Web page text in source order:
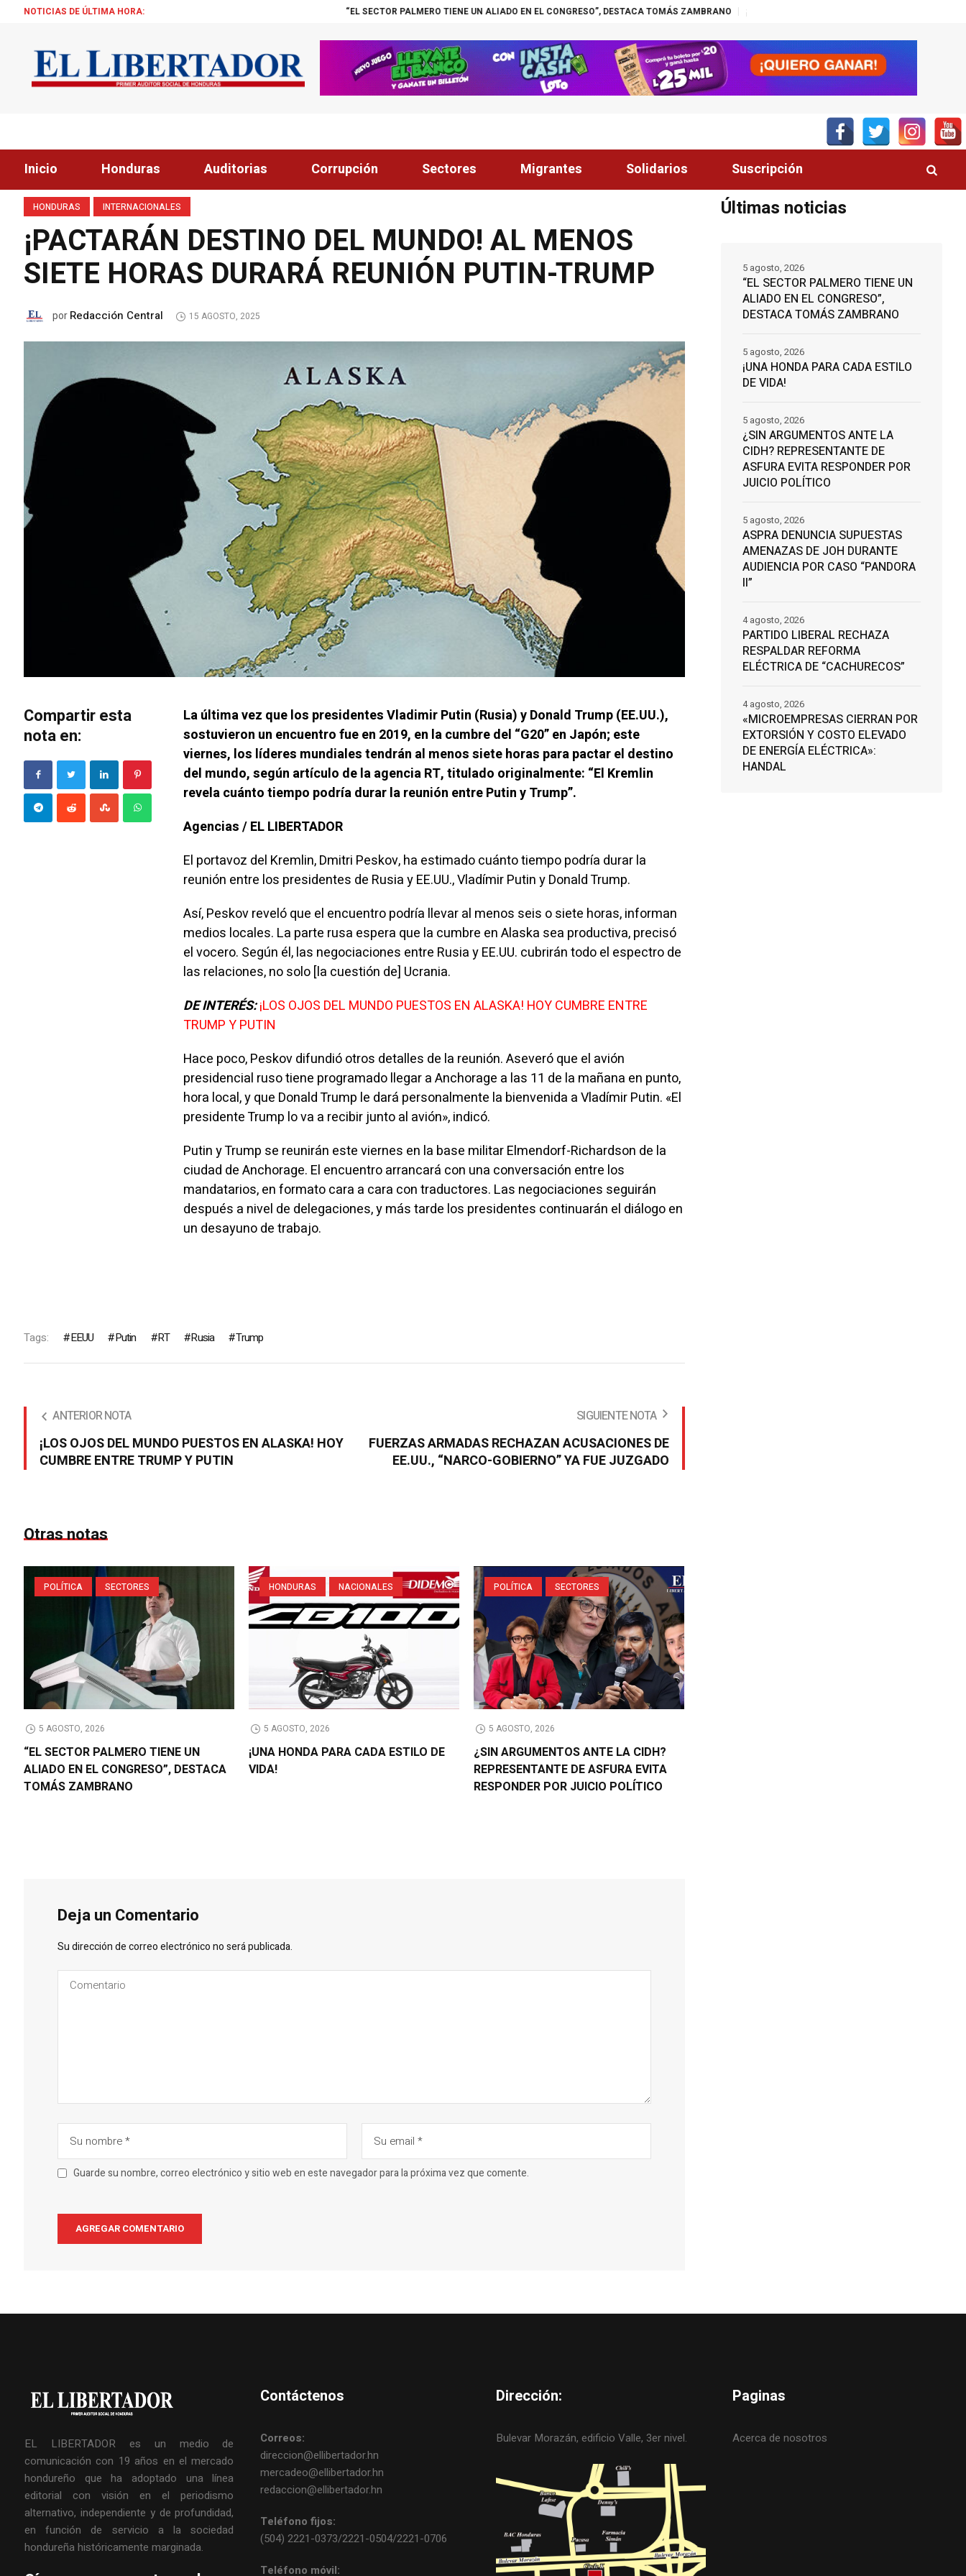
NOTICIAS DE ÚLTIMA HORA: “EL SECTOR PALMERO TIENE UN ALIADO EN EL CONGRESO”, DESTACA TOMÁS ZAMBRANO ¡UNA HONDA PARA CADA ESTILO DE VIDA!
Inicio Honduras Auditorias Corrupción Sectores Migrantes Solidarios Suscripción
HONDURAS INTERNACIONALES
¡PACTARÁN DESTINO DEL MUNDO! AL MENOS
SIETE HORAS DURARÁ REUNIÓN PUTIN-TRUMP
porRedacción Central 15 AGOSTO, 2025
Compartir esta
nota en:
La última vez que los presidentes Vladimir Putin (Rusia) y Donald Trump (EE.UU.),
sostuvieron un encuentro fue en 2019, en la cumbre del “G20” en Japón; este
viernes, los líderes mundiales tendrán al menos siete horas para pactar el destino
del mundo, según artículo de la agencia RT, titulado originalmente: “El Kremlin
revela cuánto tiempo podría durar la reunión entre Putin y Trump”.
Agencias / EL LIBERTADOR
El portavoz del Kremlin, Dmitri Peskov, ha estimado cuánto tiempo podría durar la
reunión entre los presidentes de Rusia y EE.UU., Vladímir Putin y Donald Trump.
Así, Peskov reveló que el encuentro podría llevar al menos seis o siete horas, informan
medios locales. La parte rusa espera que la cumbre en Alaska sea productiva, precisó
el vocero. Según él, las negociaciones entre Rusia y EE.UU. cubrirán todo el espectro de
las relaciones, no solo [la cuestión de] Ucrania.
DE INTERÉS:¡LOS OJOS DEL MUNDO PUESTOS EN ALASKA! HOY CUMBRE ENTRE
TRUMP Y PUTIN
Hace poco, Peskov difundió otros detalles de la reunión. Aseveró que el avión
presidencial ruso tiene programado llegar a Anchorage a las 11 de la mañana en punto,
hora local, y que Donald Trump le dará personalmente la bienvenida a Vladímir Putin. «El
presidente Trump lo va a recibir junto al avión», indicó.
Putin y Trump se reunirán este viernes en la base militar Elmendorf-Richardson de la
ciudad de Anchorage. El encuentro arrancará con una conversación entre los
mandatarios, en formato cara a cara con traductores. Las negociaciones seguirán
después a nivel de delegaciones, y más tarde los presidentes continuarán el diálogo en
un desayuno de trabajo.
Tags: EEUU Putin RT Rusia Trump
ANTERIOR NOTA
¡LOS OJOS DEL MUNDO PUESTOS EN ALASKA! HOY
CUMBRE ENTRE TRUMP Y PUTIN
SIGUIENTE NOTA
FUERZAS ARMADAS RECHAZAN ACUSACIONES DE
EE.UU., “NARCO-GOBIERNO” YA FUE JUZGADO
Otras notas
POLÍTICA SECTORES
5 AGOSTO, 2026
“EL SECTOR PALMERO TIENE UN
ALIADO EN EL CONGRESO”, DESTACA
TOMÁS ZAMBRANO
HONDURAS NACIONALES
5 AGOSTO, 2026
¡UNA HONDA PARA CADA ESTILO DE
VIDA!
POLÍTICA SECTORES
5 AGOSTO, 2026
¿SIN ARGUMENTOS ANTE LA CIDH?
REPRESENTANTE DE ASFURA EVITA
RESPONDER POR JUICIO POLÍTICO
Deja un Comentario
Su dirección de correo electrónico no será publicada.
Guarde su nombre, correo electrónico y sitio web en este navegador para la próxima vez que comente.
Últimas noticias
“EL SECTOR PALMERO TIENE UN
ALIADO EN EL CONGRESO”,
DESTACA TOMÁS ZAMBRANO
5 agosto, 2026
¡UNA HONDA PARA CADA ESTILO
DE VIDA!
5 agosto, 2026
¿SIN ARGUMENTOS ANTE LA
CIDH? REPRESENTANTE DE
ASFURA EVITA RESPONDER POR
JUICIO POLÍTICO
5 agosto, 2026
ASPRA DENUNCIA SUPUESTAS
AMENAZAS DE JOH DURANTE
AUDIENCIA POR CASO “PANDORA
II”
5 agosto, 2026
PARTIDO LIBERAL RECHAZA
RESPALDAR REFORMA
ELÉCTRICA DE “CACHURECOS”
4 agosto, 2026
«MICROEMPRESAS CIERRAN POR
EXTORSIÓN Y COSTO ELEVADO
DE ENERGÍA ELÉCTRICA»:
HANDAL
4 agosto, 2026
EL LIBERTADOR es un medio de
comunicación con 19 años en el mercado
hondureño que ha adoptado una línea
editorial con visión en el periodismo
alternativo, independiente y de profundidad,
en función de servicio a la sociedad
hondureña históricamente marginada.
Contáctenos
Correos:
direccion@ellibertador.hn
mercadeo@ellibertador.hn
redaccion@ellibertador.hn
Teléfono fijos:
(504) 2221-0373/2221-0504/2221-0706
Teléfono móvil:
Dirección:
Bulevar Morazán, edificio Valle, 3er nivel.
Paginas
Acerca de nosotros